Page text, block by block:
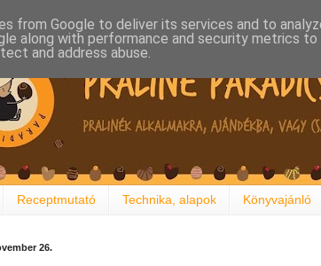
Receptmutató Technika, alapok Könyvajánló
26.
from Google to deliver its services and to
along with performance and security metrics
and address abuse.